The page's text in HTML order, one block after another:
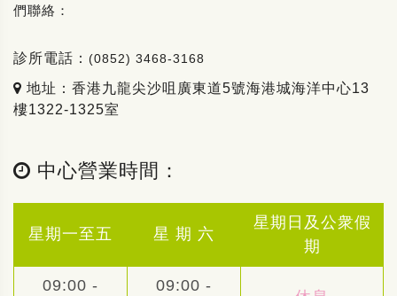
們聯絡：
診所電話： (0852) 3468-3168
地址：香港九龍尖沙咀廣東道5號海港城海洋中心13
樓1322-1325室
中心營業時間：
星期一至五 星 期 六
星期日及公衆假
期
09:00 - 09:00 -